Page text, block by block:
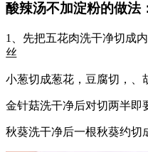
酸辣汤不加淀粉的做法
1、先把五花肉洗干净切成
丝
小葱切成葱花，豆腐切，、
金针菇洗干净后对切两半即
秋葵洗干净后一根秋葵约切